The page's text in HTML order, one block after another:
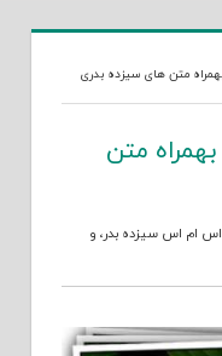
اس ام اس سیزده بدر 96 بهمراه متن
اس ام اس سیزده بدر، و